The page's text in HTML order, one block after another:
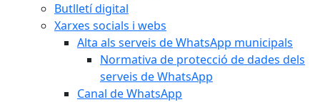
Butlletí digital
Xarxes socials i webs
Alta als serveis de WhatsApp municipals
Normativa de protecció de dades dels
serveis de WhatsApp
Canal de WhatsApp